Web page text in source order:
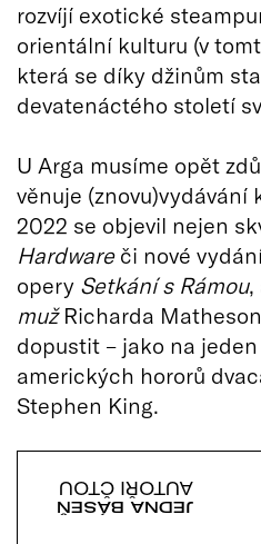
rozvíjí exotické
orientální kulturu (v
která se díky džinům
devatenáctého století
U Arga musíme opět
věnuje (znovu)vydávání
2022 se objevil nejen
Hardwareči nové
opery Setkání s Rámou,
muž Richarda
dopustit – jako na
amerických hororů
Stephen King.
JEDNA BÁSEŇ
AUTOŘI ČTOU